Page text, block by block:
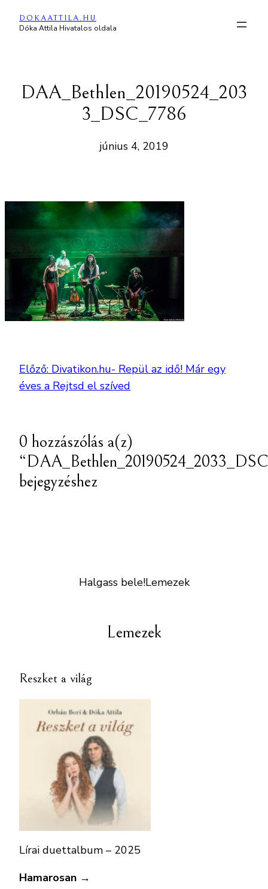
Ugrás
DOKAATTILA.HU
Dóka Attila Hivatalos oldala
DAA_Bethlen_20190524_203
3_DSC_7786
június 4, 2019
Előző: Divatikon.hu- Repül az idő! Már egy
éves a Rejtsd el szíved
0 hozzászólás a(z)
bejegyzéshez
Halgass bele!Lemezek
Lemezek
Reszket a világ
Lírai duettalbum – 2025
Hamarosan →